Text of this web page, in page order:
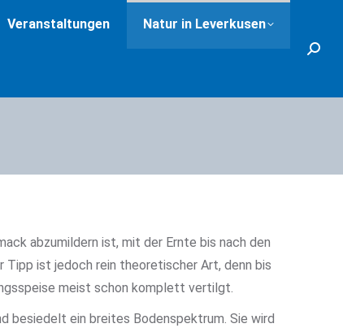
Veranstaltungen Natur in Leverkusen
abzumildern ist, mit der Ernte bis nach den
Tipp ist jedoch rein theoretischer Art, denn bis
meist schon komplett vertilgt.
besiedelt ein breites Bodenspektrum. Sie wird